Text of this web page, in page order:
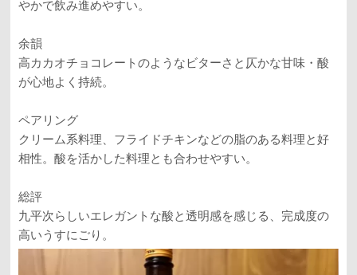
やかで飲み進めやすい。
余韻
高カカオチョコレートのようなビターさと仄かな甘味・酸
が心地よく持続。
ペアリング
クリーム系料理、フライドチキンなどの脂のある料理と好
相性。酸を活かした料理とも合わせやすい。
総評
九平次らしいエレガントな酸と透明感を感じる、完成度の
高いうすにごり。